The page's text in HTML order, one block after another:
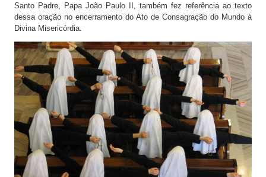
Santo Padre, Papa João Paulo II, também fez referência ao texto
dessa oração no encerramento do Ato de Consagração do Mundo à
Divina Misericórdia.